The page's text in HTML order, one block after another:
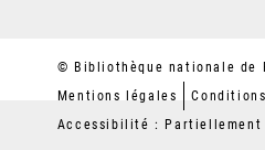
© Bibliothèque nationale de
Mentions légales
Accessibilité : Partiellement